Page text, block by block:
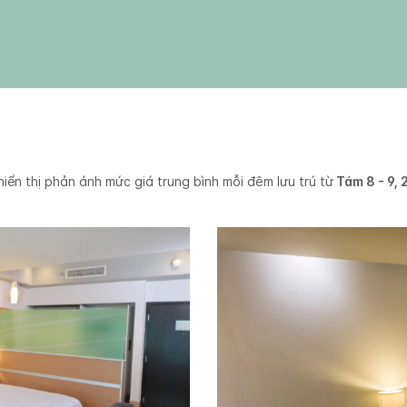
thị phản ánh mức giá trung bình mỗi đêm lưu trú từ Tám 8 - 9,